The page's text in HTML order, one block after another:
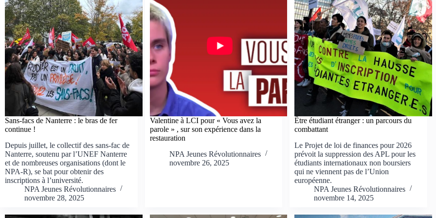
Sans-facs de Nanterre : le bras de fer
continue !
Depuis juillet, le collectif des sans-fac de
Nanterre, soutenu par l’UNEF Nanterre
et de nombreuses organisations (dont le
NPA-R), se bat pour obtenir des
inscriptions à l’université.
NPA Jeunes Révolutionnaires
novembre 28, 2025
Valentine à LCI pour « Vous avez la
parole » , sur son expérience dans la
restauration
NPA Jeunes Révolutionnaires
novembre 26, 2025
Être étudiant étranger : un parcours du
combattant
Le Projet de loi de finances pour 2026
prévoit la suppression des APL pour les
étudiants internationaux non boursiers
qui ne viennent pas de l’Union
européenne.
NPA Jeunes Révolutionnaires
novembre 14, 2025